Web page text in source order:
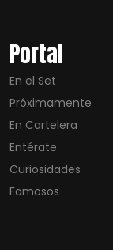
Portal
En el Set
Próximamente
En Cartelera
Entérate
Curiosidades
Famosos